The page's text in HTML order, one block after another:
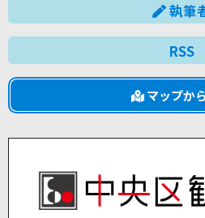
執筆
RSS
マップか